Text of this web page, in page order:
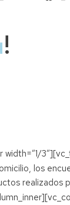
!
los
realizados